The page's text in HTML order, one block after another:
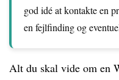
god idé at kontakte en
en fejlfinding og
Alt du skal vide om en